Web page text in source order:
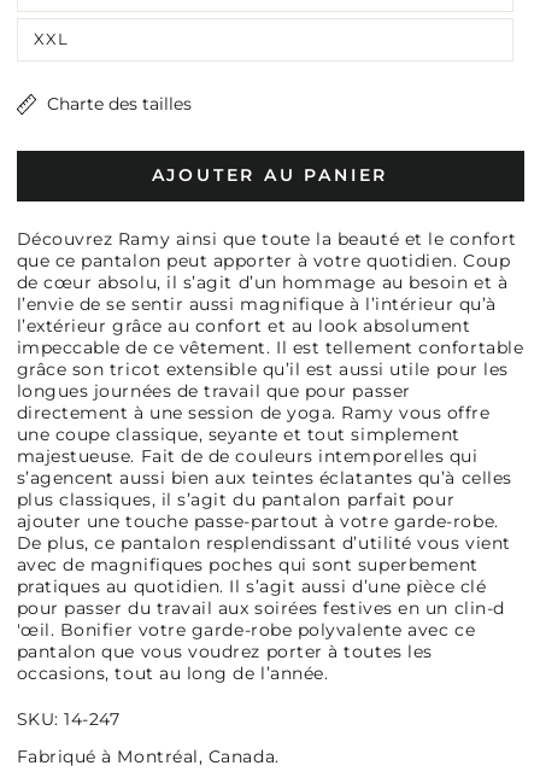
XXL
Charte des tailles
AJOUTER AU PANIER
Découvrez Ramy ainsi que toute la beauté et le confort
que ce pantalon peut apporter à votre quotidien. Coup
de cœur absolu, il s’agit d’un hommage au besoin et à
l’envie de se sentir aussi magnifique à l’intérieur qu’à
l’extérieur grâce au confort et au look absolument
impeccable de ce vêtement. Il est tellement confortable
grâce son tricot extensible qu’il est aussi utile pour les
longues journées de travail que pour passer
directement à une session de yoga. Ramy vous offre
une coupe classique, seyante et tout simplement
majestueuse. Fait de de couleurs intemporelles qui
s’agencent aussi bien aux teintes éclatantes qu’à celles
plus classiques, il s’agit du pantalon parfait pour
ajouter une touche passe-partout à votre garde-robe.
De plus, ce pantalon resplendissant d’utilité vous vient
avec de magnifiques poches qui sont superbement
pratiques au quotidien. Il s’agit aussi d’une pièce clé
pour passer du travail aux soirées festives en un clin-d
'œil. Bonifier votre garde-robe polyvalente avec ce
pantalon que vous voudrez porter à toutes les
occasions, tout au long de l’année.
SKU: 14-247
Fabriqué à Montréal, Canada.